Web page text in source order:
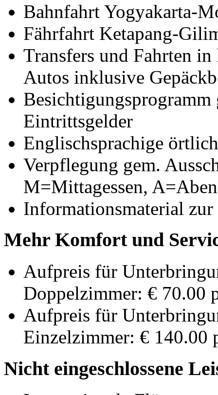
Bahnfahrt Yogyakarta-
Fährfahrt Ketapang-
Transfers und Fahrten
Autos inklusive
Eintrittsgelder
Englischsprachige
Verpflegung gem.
M=Mittagessen,
Informationsmaterial zur
Mehr Komfort und
Aufpreis für
Doppelzimmer: € 70.00
Aufpreis für
Einzelzimmer: € 140.00
Nicht eingeschlossene